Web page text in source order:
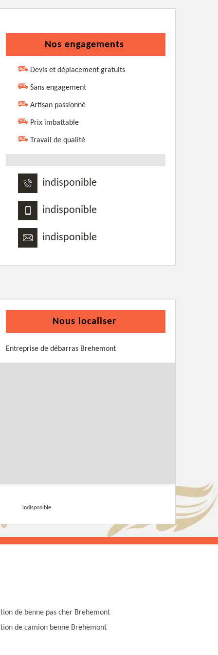
Nos engagements
Devis et déplacement gratuits
Sans engagement
Artisan passionné
Prix imbattable
Travail de qualité
indisponible
indisponible
indisponible
Nous localiser
Entreprise de débarras Brehemont
indisponible
de benne pas cher Brehemont
de camion benne Brehemont